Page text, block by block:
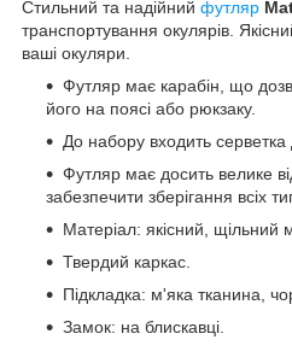
Стильний та надійний футляр
транспортування окулярів.
ваші окуляри.
Футляр має карабін, що
його на поясі або рюкзаку.
До набору входить серветка
Футляр має досить велике
забезпечити зберігання всіх
Матеріал: якісний, щільний
Твердий каркас.
Підкладка: м'яка тканина,
Замок: на блискавці.